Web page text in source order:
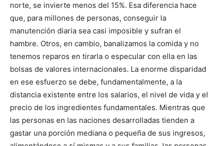
norte, se invierte menos del 15%. Esa diferencia hace
que, para millones de personas, conseguir la
manutención diaria sea casi imposible y sufran el
hambre. Otros, en cambio, banalizamos la comida y no
tenemos reparos en tirarla o especular con ella en las
bolsas de valores internacionales. La enorme disparidad
en ese esfuerzo se debe, fundamentalmente, a la
distancia existente entre los salarios, el nivel de vida y el
precio de los ingredientes fundamentales. Mientras que
las personas en las naciones desarrolladas tienden a
gastar una porción mediana o pequeña de sus ingresos,